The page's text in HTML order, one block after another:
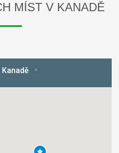
MÍST V KANADĚ